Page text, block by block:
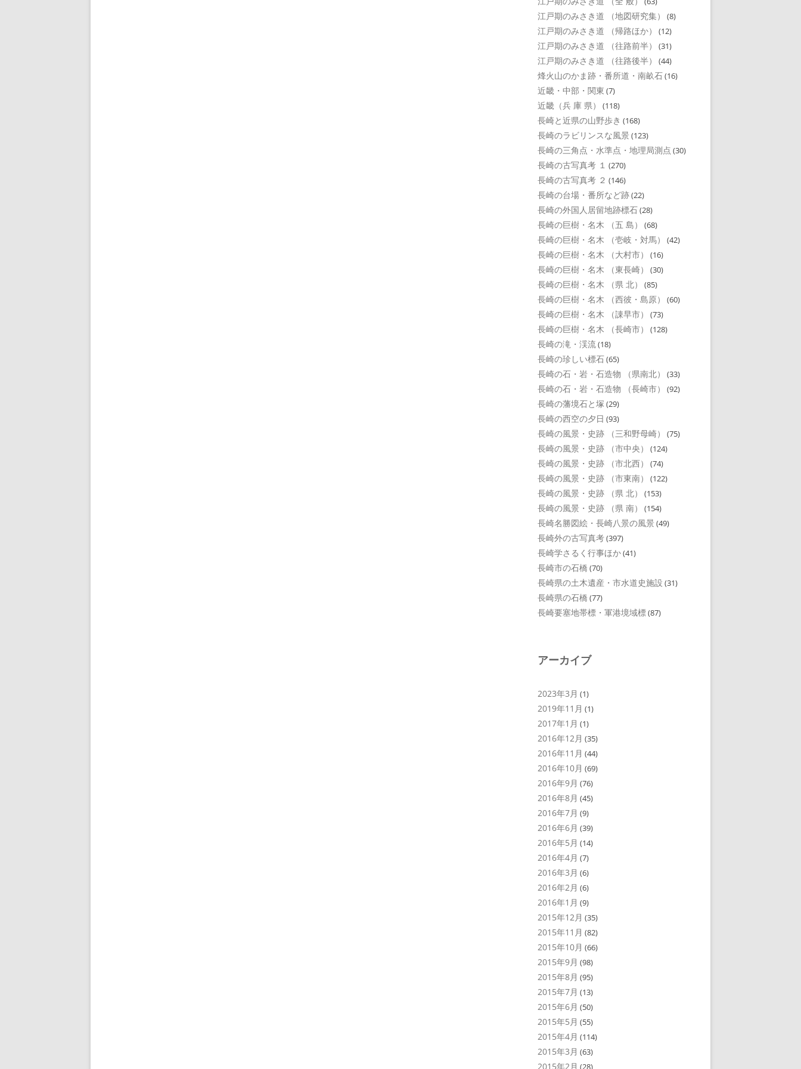
江戸期のみさき道 （地図研究集） (8)
江戸期のみさき道 （帰路ほか） (12)
江戸期のみさき道 （往路前半） (31)
江戸期のみさき道 （往路後半） (44)
烽火山のかま跡・番所道・南畝石(16)
近畿・中部・関東 (7)
近畿（兵 庫 県） (118)
長崎と近県の山野歩き (168)
長崎のラビリンスな風景 (123)
長崎の三角点・水準点・地理局測点 (30)
長崎の古写真考 １ (270)
長崎の古写真考 ２ (146)
長崎の台場・番所など跡(22)
長崎の外国人居留地跡標石(28)
長崎の巨樹・名木 （五 島） (68)
長崎の巨樹・名木 （壱岐・対馬） (42)
長崎の巨樹・名木 （大村市） (16)
長崎の巨樹・名木 （東長崎） (30)
長崎の巨樹・名木 （県 北） (85)
長崎の巨樹・名木 （西彼・島原） (60)
長崎の巨樹・名木 （諌早市） (73)
長崎の巨樹・名木 （長崎市） (128)
長崎の滝・渓流(18)
長崎の珍しい標石(65)
長崎の石・岩・石造物 （県南北） (33)
長崎の石・岩・石造物 （長崎市） (92)
長崎の藩境石と塚 (29)
長崎の西空の夕日 (93)
長崎の風景・史跡 （三和野母崎） (75)
長崎の風景・史跡 （市中央） (124)
長崎の風景・史跡 （市北西） (74)
長崎の風景・史跡 （市東南） (122)
長崎の風景・史跡 （県 北） (153)
長崎の風景・史跡 （県 南） (154)
長崎名勝図絵・長崎八景の風景 (49)
長崎外の古写真考(397)
長崎学さるく行事ほか(41)
長崎市の石橋 (70)
長崎県の土木遺産・市水道史施設 (31)
長崎県の石橋 (77)
長崎要塞地帯標・軍港境域標(87)
アーカイブ
2023年3月 (1)
2019年11月 (1)
2017年1月 (1)
2016年12月 (35)
2016年11月 (44)
2016年10月 (69)
2016年9月 (76)
2016年8月 (45)
2016年7月 (9)
2016年6月 (39)
2016年5月 (14)
2016年4月 (7)
2016年3月 (6)
2016年2月 (6)
2016年1月 (9)
2015年12月 (35)
2015年11月 (82)
2015年10月 (66)
2015年9月 (98)
2015年8月 (95)
2015年7月 (13)
2015年6月 (50)
2015年5月 (55)
2015年4月 (114)
2015年3月 (63)
2015年2月 (28)